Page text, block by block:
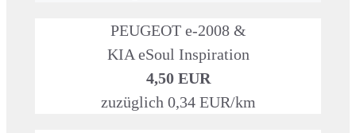
PEUGEOT e-2008 &
KIA eSoul Inspiration
4,50 EUR
zuzüglich 0,34 EUR/km